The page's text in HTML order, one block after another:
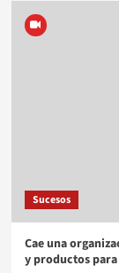
Sucesos
Cae una
y productos